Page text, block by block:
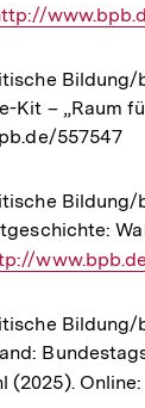
Bildung/
Kit – „Raum
557547
Bildung/
Bildung/
(2025). Online: